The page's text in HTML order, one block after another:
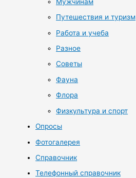
Путешествия и туризм
Работа и учеба
Разное
Советы
Фауна
Флора
Физкультура и спорт
Опросы
Фотогалерея
Справочник
Телефонный справочник